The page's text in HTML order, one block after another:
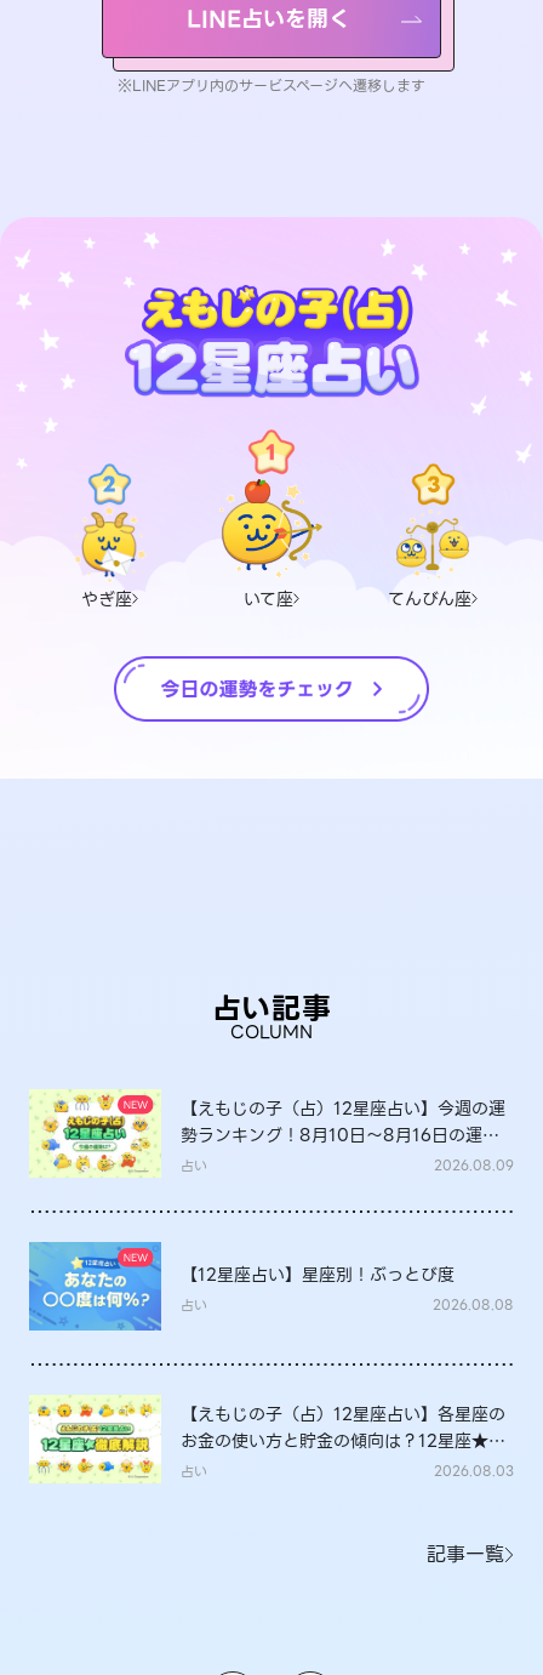
LINE占いを開く
※LINEアプリ内のサービスページへ遷移します
やぎ座 いて座 てんびん座
占い記事
COLUMN
【えもじの子（占）12星座占い】今週の運
勢ランキング！8月10日～8月16日の運勢
は？
占い 2026.08.09
【12星座占い】星座別！ぶっとび度
占い 2026.08.08
【えもじの子（占）12星座占い】各星座の
お金の使い方と貯金の傾向は？12星座★徹
底解説
占い 2026.08.03
記事一覧